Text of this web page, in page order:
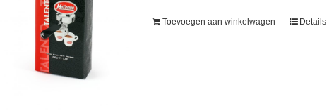
Toevoegen aan winkelwagen Details